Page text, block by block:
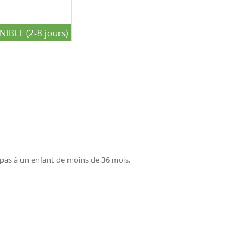
(2-8 jours)
à un enfant de moins de 36 mois.